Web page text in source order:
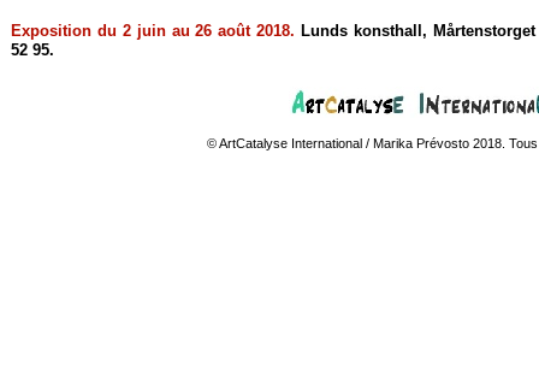
© ArtCatalyse International / Marika Prévosto 2018.
Exposition du 2 juin au 26 août 2018. Lunds konsthall, Mårtenstorget
52 95.